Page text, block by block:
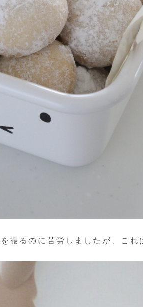
撮るのに苦労しましたが、これ